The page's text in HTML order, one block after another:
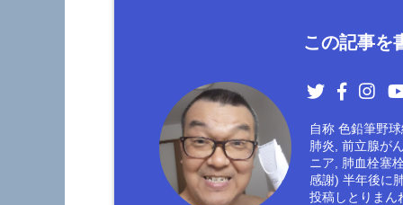
この記事を
自称 色鉛筆野
肺炎, 前立腺が
ニア, 肺血栓塞
感謝) 半年後に
投稿しとりまん